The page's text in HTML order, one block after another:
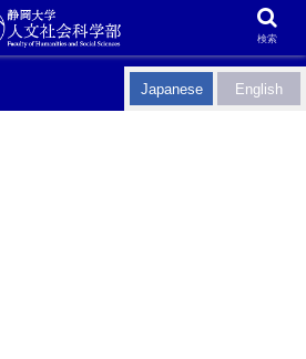
Japanese English
検索